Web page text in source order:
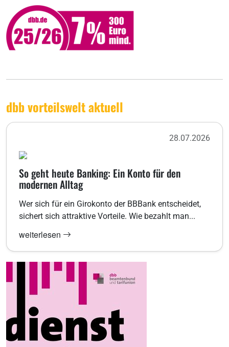
dbb vorteilswelt aktuell
So geht heute Banking: Ein Konto für den
modernen Alltag
Wer sich für ein Girokonto der BBBank entscheidet,
sichert sich attraktive Vorteile. Wie bezahlt man...
28.07.2026
weiterlesen